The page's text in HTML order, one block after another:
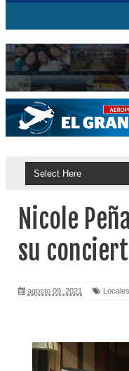
Nicole
su
agosto 09, 2021 Locales